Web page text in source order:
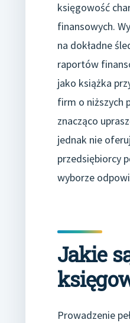
księgowość
finansowych.
na dokładne
raportów
jako książka
firm o niższych
znacząco
jednak nie
przedsiębiorcy
wyborze
Jakie
Prowadzenie